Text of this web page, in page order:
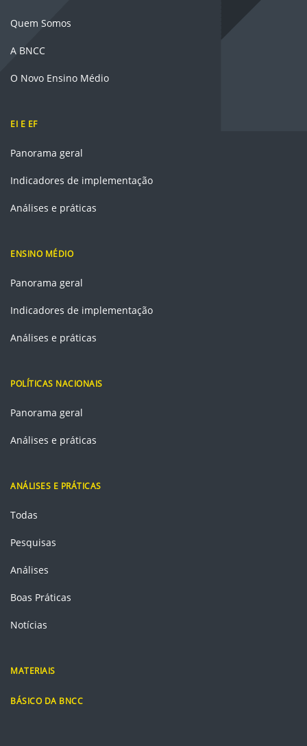
Quem Somos
A BNCC
O Novo Ensino Médio
EI E EF
Panorama geral
Indicadores de implementação
Análises e práticas
ENSINO MÉDIO
Panorama geral
Indicadores de implementação
Análises e práticas
POLÍTICAS NACIONAIS
Panorama geral
Análises e práticas
ANÁLISES E PRÁTICAS
Todas
Pesquisas
Análises
Boas Práticas
Notícias
MATERIAIS
BÁSICO DA BNCC